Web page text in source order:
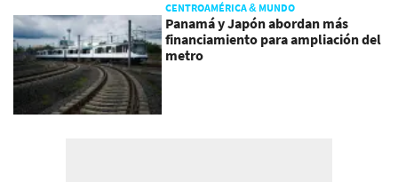
CENTROAMÉRICA & MUNDO
Panamá y Japón abordan más
financiamiento para ampliación del
metro